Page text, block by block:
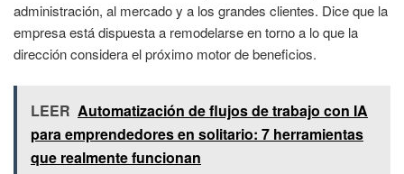
administración, al mercado y a los grandes clientes. Dice que la
empresa está dispuesta a remodelarse en torno a lo que la
dirección considera el próximo motor de beneficios.
LEER Automatización de flujos de trabajo con IA
para emprendedores en solitario: 7 herramientas
que realmente funcionan